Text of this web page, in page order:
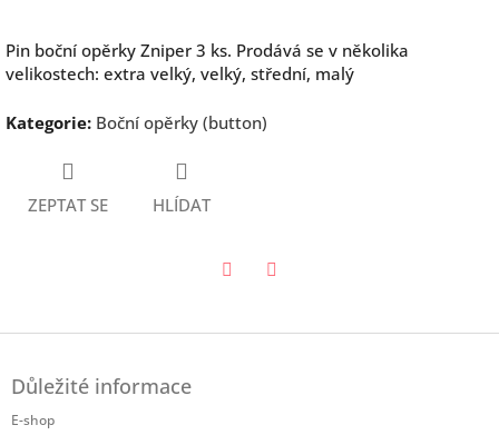
Pin boční opěrky Zniper 3 ks. Prodává se v několika
velikostech: extra velký, velký, střední, malý
Kategorie: Boční opěrky (button)
ZEPTAT SE HLÍDAT
Důležité informace
E-shop